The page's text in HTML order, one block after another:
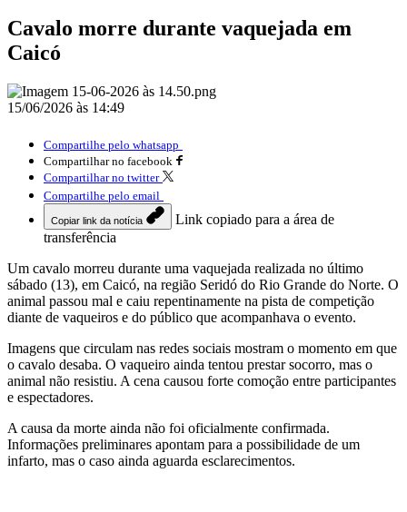
Cavalo morre durante vaquejada em
Caicó
15/06/2026 às 14:49
Compartilhe pelo whatsapp
Compartilhar no facebook
Compartilhar no twitter
Compartilhe pelo email
Copiar link da notícia
Link copiado para a área de
transferência
Um cavalo morreu durante uma vaquejada realizada no último
sábado (13), em Caicó, na região Seridó do Rio Grande do Norte. O
animal passou mal e caiu repentinamente na pista de competição
diante de vaqueiros e do público que acompanhava o evento.
Imagens que circulam nas redes sociais mostram o momento em que
o cavalo desaba. O vaqueiro ainda tentou prestar socorro, mas o
animal não resistiu. A cena causou forte comoção entre participantes
e espectadores.
A causa da morte ainda não foi oficialmente confirmada.
Informações preliminares apontam para a possibilidade de um
infarto, mas o caso ainda aguarda esclarecimentos.